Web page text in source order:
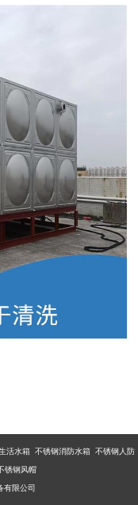
活水箱 不锈钢消防水箱 不锈钢人防
锈钢风帽
有限公司